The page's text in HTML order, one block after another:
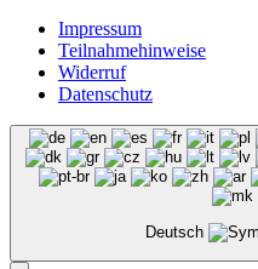
Impressum
Teilnahmehinweise
Widerruf
Datenschutz
Deutsch